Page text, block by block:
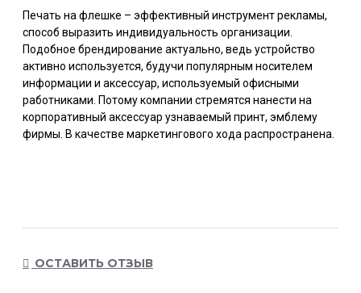
Печать на флешке – эффективный инструмент рекламы,
способ выразить индивидуальность организации.
Подобное брендирование актуально, ведь устройство
активно используется, будучи популярным носителем
информации и аксессуар, используемый офисными
работниками. Потому компании стремятся нанести на
корпоративный аксессуар узнаваемый принт, эмблему
фирмы. В качестве маркетингового хода распространена.
ОСТАВИТЬ ОТЗЫВ